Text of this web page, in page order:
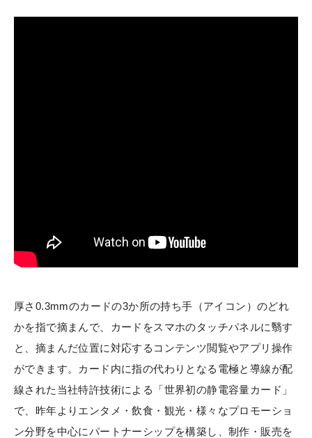
厚さ0.3mmのカードの3か所の持ち手（アイコン）のどれ
かを指で摘まんで、カードをスマホのタッチパネルに翳す
と、摘まんだ位置に対応するコンテンツ閲覧やアプリ操作
ができます。カード内に指の代わりとなる電極と導線が配
線された当社特許技術による「世界初の静電容量カード」
で、昨年よりエンタメ・飲食・観光・様々なプロモーショ
ン分野を中心にパートナーシップを構築し、制作・販売を